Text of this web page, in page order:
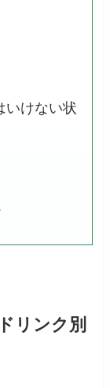
いけない状
リンク別